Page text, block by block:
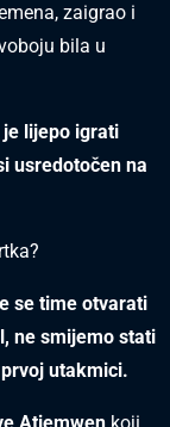
zaigrao i
bila u
lijepo igrati
usredotočen na
se time otvarati
ne smijemo stati
utakmici.